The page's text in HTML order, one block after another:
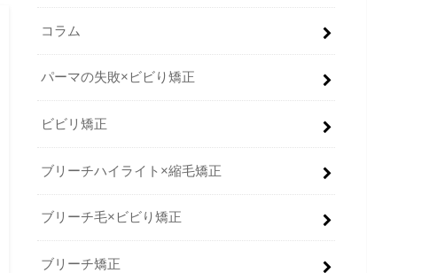
コラム
パーマの失敗×ビビり矯正
ビビリ矯正
ブリーチハイライト×縮毛矯正
ブリーチ毛×ビビり矯正
ブリーチ矯正